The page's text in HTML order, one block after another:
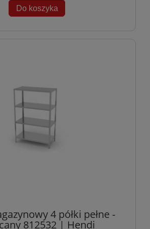
Do koszyka
4 półki pełne -
812532 | Hendi